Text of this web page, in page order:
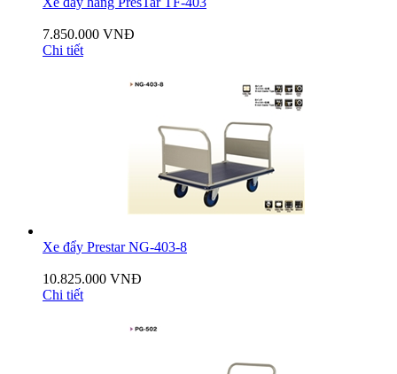
7.850.000 VNĐ
Chi tiết
Xe đẩy Prestar NG-403-8
10.825.000 VNĐ
Chi tiết